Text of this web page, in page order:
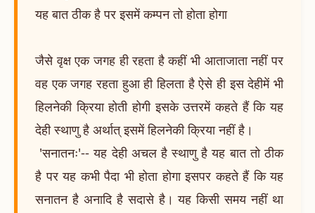
यह बात ठीक है पर इसमें कम्पन तो होता होगा
जैसे वृक्ष एक जगह ही रहता है कहीं भी आताजाता नहीं पर
वह एक जगह रहता हुआ ही हिलता है ऐसे ही इस देहीमें भी
हिलनेकी क्रिया होती होगी इसके उत्तरमें कहते हैं कि यह
देही स्थाणु है अर्थात् इसमें हिलनेकी क्रिया नहीं है।
'सनातनः'-- यह देही अचल है स्थाणु है यह बात तो ठीक
है पर यह कभी पैदा भी होता होगा इसपर कहते हैं कि यह
सनातन है अनादि है सदासे है। यह किसी समय नहीं था